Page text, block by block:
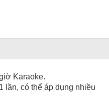
Karaoke.
lần, có thể áp dụng nhiều